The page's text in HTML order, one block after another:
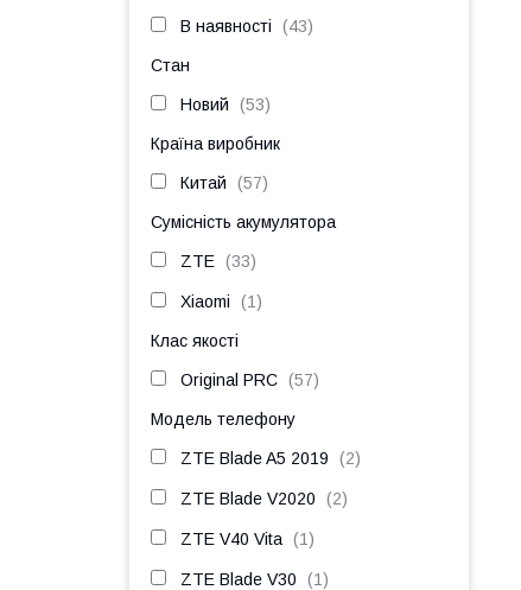
В наявності 43
Стан
Новий 53
Країна виробник
Китай 57
Сумісність акумулятора
ZTE 33
Xiaomi 1
Клас якості
Original PRC 57
Модель телефону
ZTE Blade A5 2019 2
ZTE Blade V2020 2
ZTE V40 Vita 1
ZTE Blade V30 1